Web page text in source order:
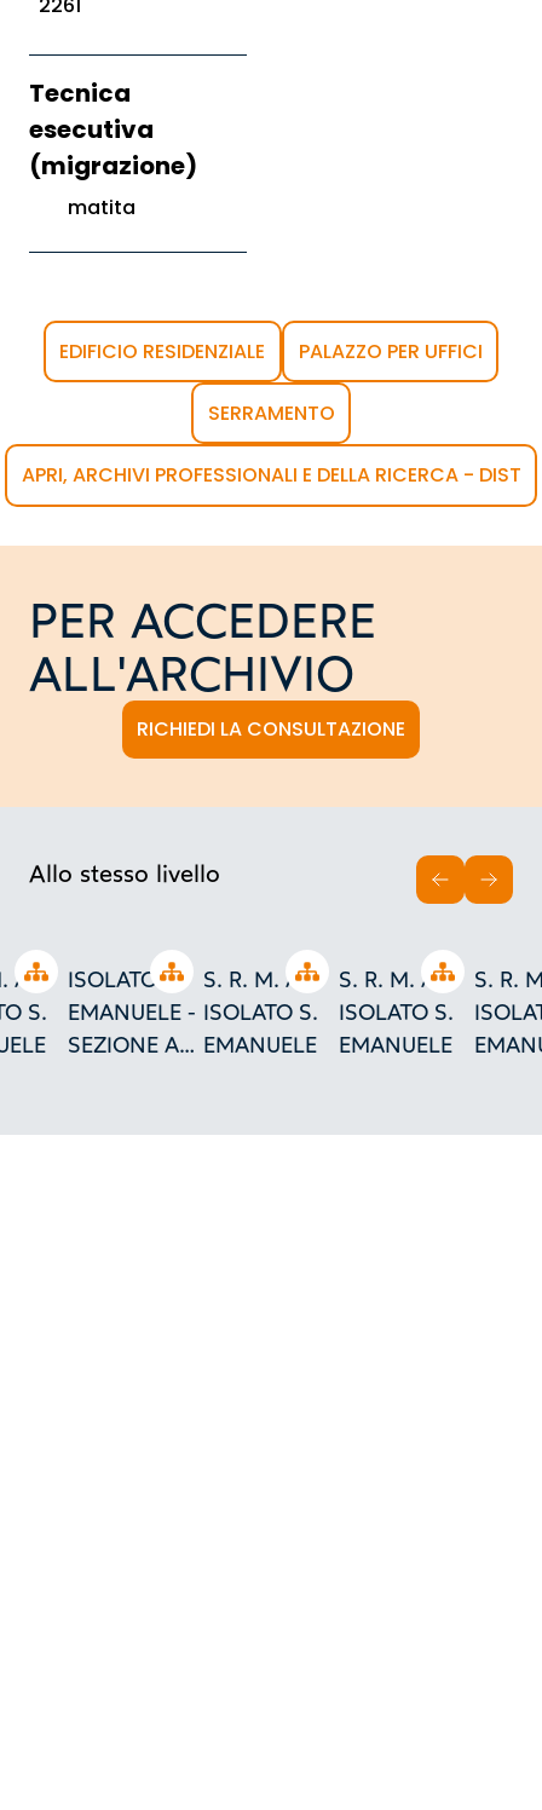
Tecnica
esecutiva
(migrazione)
matita
EDIFICIO RESIDENZIALE PALAZZO PER UFFICI
SERRAMENTO
APRI, ARCHIVI PROFESSIONALI E DELLA RICERCA - DIST
PER ACCEDERE
ALL'ARCHIVIO
RICHIEDI LA CONSULTAZIONE
Allo stesso livello
Open tree
A. -
S.
Open tree
ISOLATO S.
EMANUELE -
SEZIONE AL
LITTORIO
Open tree
S. R. M. A. -
ISOLATO S.
EMANUELE
Open tree
S. R. M. A. -
ISOLATO S.
EMANUELE
S. R.
INDIETRO